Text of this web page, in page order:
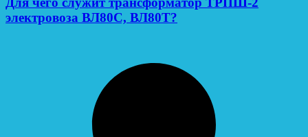
электровоза ВЛ80С, ВЛ80Т?